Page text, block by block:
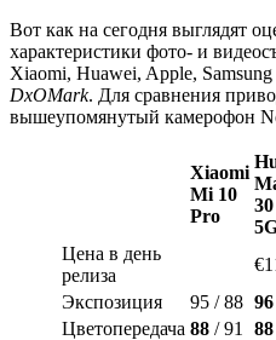
Вот как на сегодня выглядят
характеристики фото- и
Xiaomi, Huawei, Apple,
DxOMark. Для сравнения
вышеупомянутый камерофон
Xiaomi
Mi 10
Pro
Цена в день
релиза
Экспозиция
95 / 88 96
Цветопередача 88 / 91 88